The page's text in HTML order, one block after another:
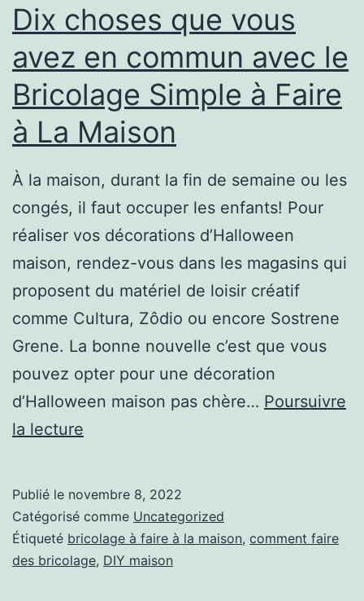
Dix choses que vous
avez en commun avec le
Bricolage Simple à Faire
à La Maison
À la maison, durant la fin de semaine ou les
congés, il faut occuper les enfants! Pour
réaliser vos décorations d’Halloween
maison, rendez-vous dans les magasins qui
proposent du matériel de loisir créatif
comme Cultura, Zôdio ou encore Sostrene
Grene. La bonne nouvelle c’est que vous
pouvez opter pour une décoration
d’Halloween maison pas chère… Poursuivre
la lecture
c
h
o
Publié le novembre 8, 2022
Catégorisé comme Uncategorized
Étiqueté bricolage à faire à la maison, comment faire
des bricolage, DIY maison